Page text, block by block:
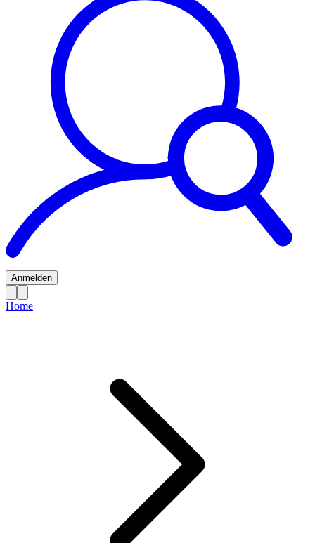
Anmelden
Home